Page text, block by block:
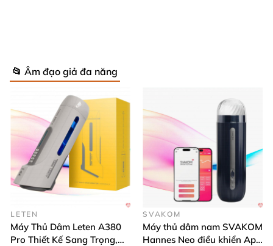
Hạn sử dụng: 05 năm.
📂 Âm đạo giả đa năng
LETEN
Máy Thủ Dâm Leten A380
Pro Thiết Kế Sang Trọng,
SVAKOM
Máy thủ dâm nam SVAKOM
Hannes Neo điều khiển App